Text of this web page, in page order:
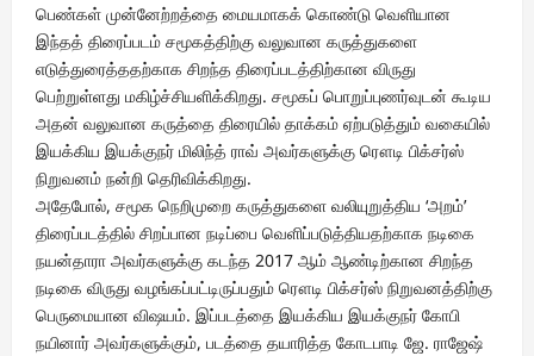
பெண்கள் முன்னேற்றத்தை மையமாகக் கொண்டு வெளியான
இந்தத் திரைப்படம் சமூகத்திற்கு வலுவான கருத்துகளை
எடுத்துரைத்ததற்காக சிறந்த திரைப்படத்திற்கான விருது
பெற்றுள்ளது மகிழ்ச்சியளிக்கிறது. சமூகப் பொறுப்புணர்வுடன் கூடிய
அதன் வலுவான கருத்தை திரையில் தாக்கம் ஏற்படுத்தும் வகையில்
இயக்கிய இயக்குநர் மிலிந்த் ராவ் அவர்களுக்கு ரௌடி பிக்சர்ஸ்
நிறுவனம் நன்றி தெரிவிக்கிறது.
அதேபோல், சமூக நெறிமுறை கருத்துகளை வலியுறுத்திய ‘அறம்’
திரைப்படத்தில் சிறப்பான நடிப்பை வெளிப்படுத்தியதற்காக நடிகை
நயன்தாரா அவர்களுக்கு கடந்த 2017 ஆம் ஆண்டிற்கான சிறந்த
நடிகை விருது வழங்கப்பட்டிருப்பதும் ரௌடி பிக்சர்ஸ் நிறுவனத்திற்கு
பெருமையான விஷயம். இப்படத்தை இயக்கிய இயக்குநர் கோபி
நயினார் அவர்களுக்கும், படத்தை தயாரித்த கோடபாடி ஜே. ராஜேஷ்